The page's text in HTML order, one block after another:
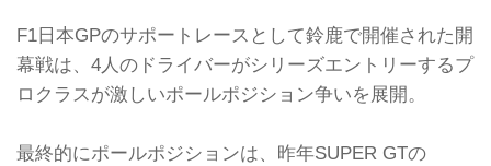
F1日本GPのサポートレースとして鈴鹿で開催された開
幕戦は、4人のドライバーがシリーズエントリーするプ
ロクラスが激しいポールポジション争いを展開。
最終的にポールポジションは、昨年SUPER GTの